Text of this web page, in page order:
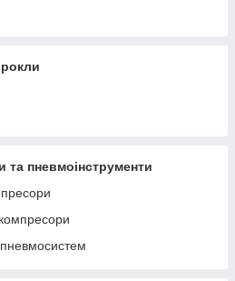
рокли
та пневмоінструменти